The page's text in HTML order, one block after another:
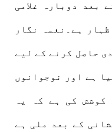
بعد دوبارہ غلامی
ہے۔نغمہ نگار
حاصل کرنے کے لیے
ہے اور نوجوانوں
کوشش کی ہے کہ یہ
کے بعد ملی ہے